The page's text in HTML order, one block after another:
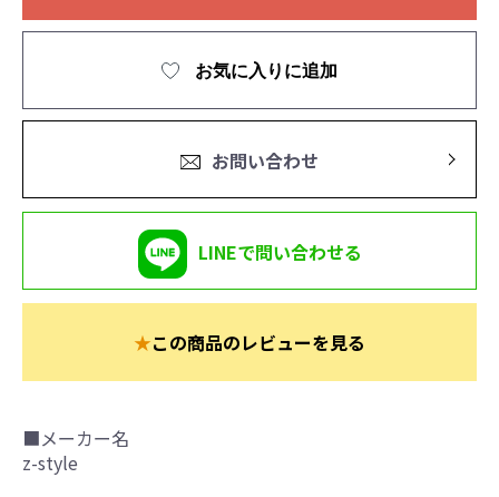
お気に入りに追加
お問い合わせ
LINEで問い合わせる
★この商品のレビューを見る
■メーカー名
z-style